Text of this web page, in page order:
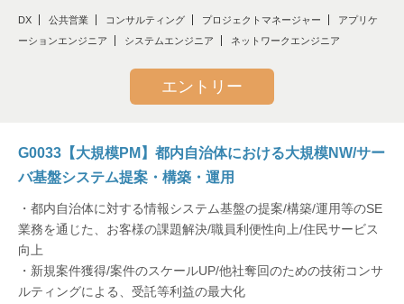
DX 公共営業 コンサルティング プロジェクトマネージャー
アプリケ
ーションエンジニア
システムエンジニア ネットワークエンジニア
エントリー
G0033【大規模PM】都内自治体における大規模NW/サー
バ基盤システム提案・構築・運用
・都内自治体に対する情報システム基盤の提案/構築/運用等のSE
業務を通じた、お客様の課題解決/職員利便性向上/住民サービス
向上
・新規案件獲得/案件のスケールUP/他社奪回のための技術コンサ
ルティングによる、受託等利益の最大化